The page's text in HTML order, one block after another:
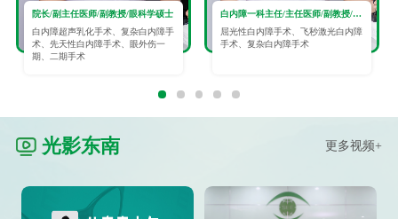
院长/副主任医师/副教授/眼科学硕士
白内障超声乳化手术、复杂白内障手
术、先天性白内障手术、眼外伤一
期、二期手术
白内障一科主任/主任医师/副教授/眼科学硕士
屈光性白内障手术、飞秒激光白内障
手术、复杂白内障手术
光影东南 更多视频+